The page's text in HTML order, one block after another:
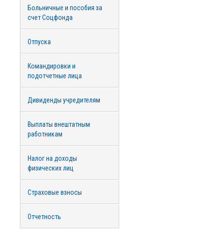
Больничные и пособия за
счет Соцфонда
Отпуска
Командировки и
подотчетные лица
Дивиденды учредителям
Выплаты внештатным
работникам
Налог на доходы
физических лиц
Страховые взносы
Отчетность